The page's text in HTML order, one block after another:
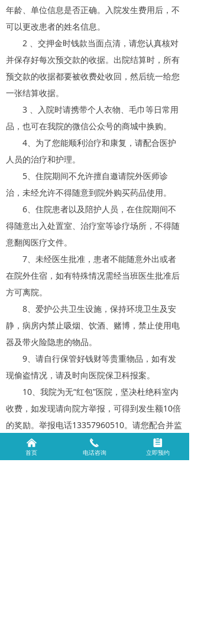
年龄、单位信息是否正确。入院发生费用后，不
可以更改患者的姓名信息。
2 、交押金时钱款当面点清，请您认真核对
并保存好每次预交款的收据。出院结算时，所有
预交款的收据都要被收费处收回，然后统一给您
一张结算收据。
3 、入院时请携带个人衣物、毛巾等日常用
品，也可在我院的微信公众号的商城中换购。
4、为了您能顺利治疗和康复，请配合医护
人员的治疗和护理。
5、住院期间不允许擅自邀请院外医师诊
治，未经允许不得随意到院外购买药品使用。
6、住院患者以及陪护人员，在住院期间不
得随意出入处置室、治疗室等诊疗场所，不得随
意翻阅医疗文件。
7、未经医生批准，患者不能随意外出或者
在院外住宿，如有特殊情况需经当班医生批准后
方可离院。
8、爱护公共卫生设施，保持环境卫生及安
静，病房内禁止吸烟、饮酒、赌博，禁止使用电
器及带火险隐患的物品。
9、请自行保管好钱财等贵重物品，如有发
现偷盗情况，请及时向医院保卫科报案。
10、我院为无“红包”医院，坚决杜绝科室内
收费，如发现请向院方举报，可得到发生额10倍
的奖励。举报电话13357960510。请您配合并监
督我们的工作。
낀
首页
끅
电话咨询
뀳
立即预约